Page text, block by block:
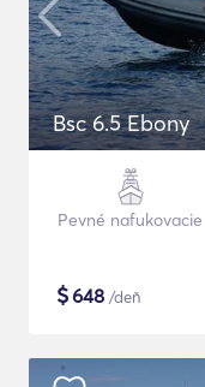
Bsc 6.5 Ebony
Pevné nafukovacie
$648 /deň